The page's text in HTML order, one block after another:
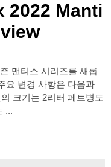
2022 Manti
맨티스 시리즈를 새롭
요 변경 사항은 다음과
...